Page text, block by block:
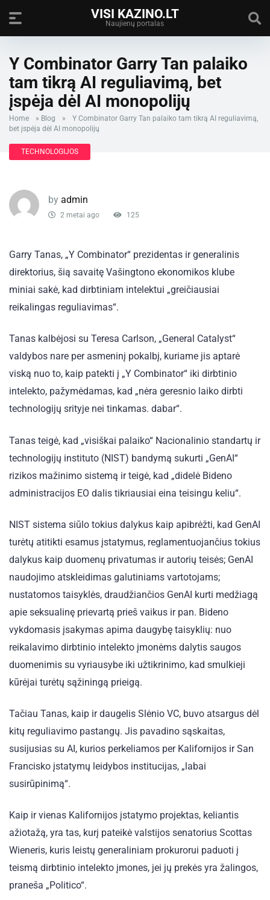
VISI KAZINO.LT
Naujienų portalas
Y Combinator Garry Tan palaiko
tam tikrą AI reguliavimą, bet
įspėja dėl AI monopolijų
Home » Blog »
Y Combinator Garry Tan palaiko tam tikrą AI reguliavimą,
bet įspėja dėl AI monopolijų
TECHNOLOGIJOS
by admin
2 metai ago 125
Garry Tanas, „Y Combinator“ prezidentas ir generalinis
direktorius, šią savaitę Vašingtono ekonomikos klube
miniai sakė, kad dirbtiniam intelektui „greičiausiai
reikalingas reguliavimas“.
Tanas kalbėjosi su Teresa Carlson, „General Catalyst“
valdybos nare per asmeninį pokalbį, kuriame jis aptarė
viską nuo to, kaip patekti į „Y Combinator“ iki dirbtinio
intelekto, pažymėdamas, kad „nėra geresnio laiko dirbti
technologijų srityje nei tinkamas. dabar“.
Tanas teigė, kad „visiškai palaiko“ Nacionalinio standartų ir
technologijų instituto (NIST) bandymą sukurti „GenAI“
rizikos mažinimo sistemą ir teigė, kad „didelė Bideno
administracijos EO dalis tikriausiai eina teisingu keliu“.
NIST sistema siūlo tokius dalykus kaip apibrėžti, kad GenAI
turėtų atitikti esamus įstatymus, reglamentuojančius tokius
dalykus kaip duomenų privatumas ir autorių teisės; GenAI
naudojimo atskleidimas galutiniams vartotojams;
nustatomos taisyklės, draudžiančios GenAI kurti medžiagą
apie seksualinę prievartą prieš vaikus ir pan. Bideno
vykdomasis įsakymas apima daugybę taisyklių: nuo
reikalavimo dirbtinio intelekto įmonėms dalytis saugos
duomenimis su vyriausybe iki užtikrinimo, kad smulkieji
kūrėjai turėtų sąžiningą prieigą.
Tačiau Tanas, kaip ir daugelis Slėnio VC, buvo atsargus dėl
kitų reguliavimo pastangų. Jis pavadino sąskaitas,
susijusias su AI, kurios perkeliamos per Kalifornijos ir San
Francisko įstatymų leidybos institucijas, „labai
susirūpinimą“.
Kaip ir vienas Kalifornijos įstatymo projektas, keliantis
ažiotažą, yra tas, kurį pateikė valstijos senatorius Scottas
Wieneris, kuris leistų generaliniam prokurorui paduoti į
teismą dirbtinio intelekto įmones, jei jų prekės yra žalingos,
praneša „Politico“.